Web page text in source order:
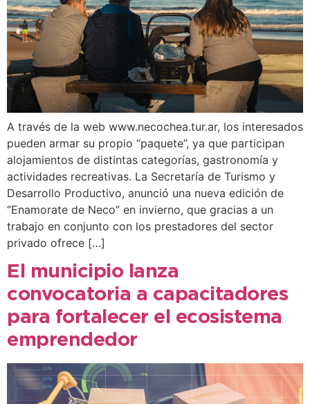
A través de la web www.necochea.tur.ar, los interesados
pueden armar su propio “paquete”, ya que participan
alojamientos de distintas categorías, gastronomía y
actividades recreativas. La Secretaría de Turismo y
Desarrollo Productivo, anunció una nueva edición de
“Enamorate de Neco” en invierno, que gracias a un
trabajo en conjunto con los prestadores del sector
privado ofrece […]
El municipio lanza
convocatoria a capacitadores
para fortalecer el ecosistema
emprendedor